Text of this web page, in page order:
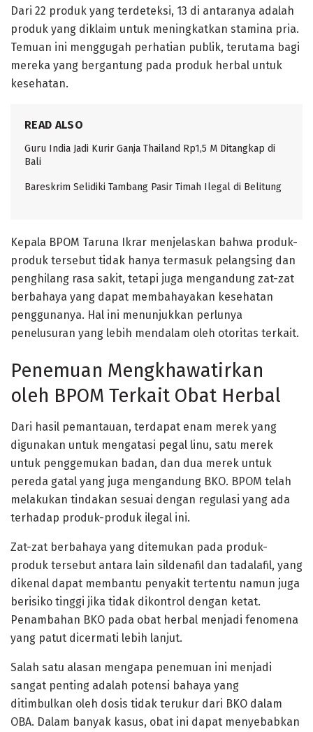
Dari 22 produk yang terdeteksi, 13 di antaranya adalah
produk yang diklaim untuk meningkatkan stamina pria.
Temuan ini menggugah perhatian publik, terutama bagi
mereka yang bergantung pada produk herbal untuk
kesehatan.
READ ALSO
Guru India Jadi Kurir Ganja Thailand Rp1,5 M Ditangkap di
Bali
Bareskrim Selidiki Tambang Pasir Timah Ilegal di Belitung
Kepala BPOM Taruna Ikrar menjelaskan bahwa produk-
produk tersebut tidak hanya termasuk pelangsing dan
penghilang rasa sakit, tetapi juga mengandung zat-zat
berbahaya yang dapat membahayakan kesehatan
penggunanya. Hal ini menunjukkan perlunya
penelusuran yang lebih mendalam oleh otoritas terkait.
Penemuan Mengkhawatirkan
oleh BPOM Terkait Obat Herbal
Dari hasil pemantauan, terdapat enam merek yang
digunakan untuk mengatasi pegal linu, satu merek
untuk penggemukan badan, dan dua merek untuk
pereda gatal yang juga mengandung BKO. BPOM telah
melakukan tindakan sesuai dengan regulasi yang ada
terhadap produk-produk ilegal ini.
Zat-zat berbahaya yang ditemukan pada produk-
produk tersebut antara lain sildenafil dan tadalafil, yang
dikenal dapat membantu penyakit tertentu namun juga
berisiko tinggi jika tidak dikontrol dengan ketat.
Penambahan BKO pada obat herbal menjadi fenomena
yang patut dicermati lebih lanjut.
Salah satu alasan mengapa penemuan ini menjadi
sangat penting adalah potensi bahaya yang
ditimbulkan oleh dosis tidak terukur dari BKO dalam
OBA. Dalam banyak kasus, obat ini dapat menyebabkan